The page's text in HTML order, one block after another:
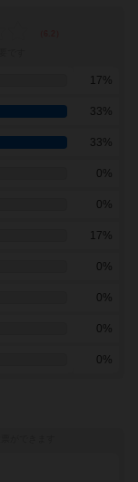
17%
33%
33%
0%
0%
17%
0%
0%
0%
0%